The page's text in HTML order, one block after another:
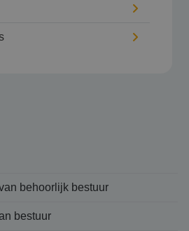
behoorlijk bestuur
bestuur